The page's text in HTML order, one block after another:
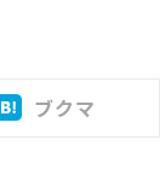
ブクマ